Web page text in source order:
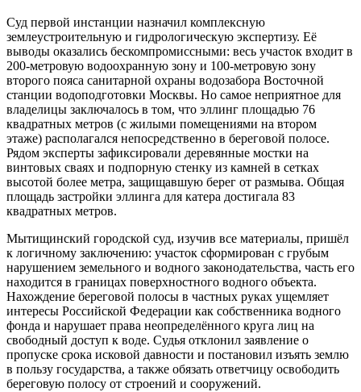
Суд первой инстанции назначил комплексную
землеустроительную и гидрологическую экспертизу. Её
выводы оказались бескомпромиссными: весь участок входит в
200-метровую водоохранную зону и 100-метровую зону
второго пояса санитарной охраны водозабора Восточной
станции водоподготовки Москвы. Но самое неприятное для
владелицы заключалось в том, что эллинг площадью 76
квадратных метров (с жилыми помещениями на втором
этаже) располагался непосредственно в береговой полосе.
Рядом эксперты зафиксировали деревянные мостки на
винтовых сваях и подпорную стенку из камней в сетках
высотой более метра, защищавшую берег от размыва. Общая
площадь застройки эллинга для катера достигала 83
квадратных метров.
Мытищинский городской суд, изучив все материалы, пришёл
к логичному заключению: участок сформирован с грубым
нарушением земельного и водного законодательства, часть его
находится в границах поверхностного водного объекта.
Нахождение береговой полосы в частных руках ущемляет
интересы Российской Федерации как собственника водного
фонда и нарушает права неопределённого круга лиц на
свободный доступ к воде. Судья отклонил заявление о
пропуске срока исковой давности и постановил изъять землю
в пользу государства, а также обязать ответчицу освободить
береговую полосу от строений и сооружений.